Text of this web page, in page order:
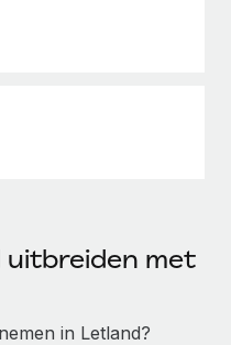
uitbreiden met
in Letland?